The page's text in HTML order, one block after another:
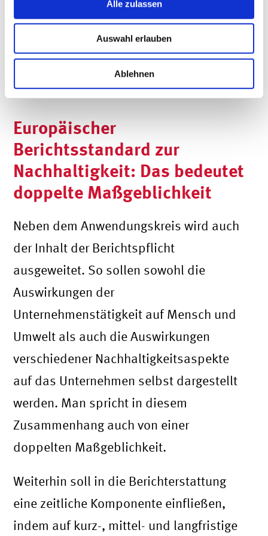
Alle zulassen
Auswahl erlauben
Ablehnen
einnimmt. Jedes berichtspflichtige
Unternehmen muss sich mit der
Nachhaltigkeit entlang seiner Lieferkette,
dementsprechend mit seinen Lieferanten
befassen.
Europäischer
Berichtsstandard zur
Nachhaltigkeit: Das bedeutet
doppelte Maßgeblichkeit
Neben dem Anwendungskreis wird auch
der Inhalt der Berichtspflicht
ausgeweitet. So sollen sowohl die
Auswirkungen der
Unternehmenstätigkeit auf Mensch und
Umwelt als auch die Auswirkungen
verschiedener Nachhaltigkeitsaspekte
auf das Unternehmen selbst dargestellt
werden. Man spricht in diesem
Zusammenhang auch von einer
doppelten Maßgeblichkeit.
Weiterhin soll in die Berichterstattung
eine zeitliche Komponente einfließen,
indem auf kurz-, mittel- und langfristige